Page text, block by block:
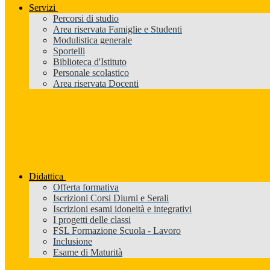
Servizi
Percorsi di studio
Area riservata Famiglie e Studenti
Modulistica generale
Sportelli
Biblioteca d'Istituto
Personale scolastico
Area riservata Docenti
Didattica
Offerta formativa
Iscrizioni Corsi Diurni e Serali
Iscrizioni esami idoneità e integrativi
I progetti delle classi
FSL Formazione Scuola - Lavoro
Inclusione
Esame di Maturità